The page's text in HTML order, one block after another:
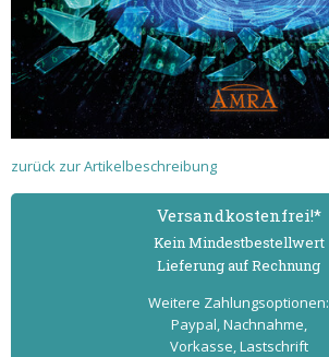
zurück zur Artikelbeschreibung
Versand­kostenfrei!*
Kein Mindest­bestell­wert
Lieferung auf Rechnung
Weitere Zahlungs­optionen:
Paypal, Nachnahme,
Vorkasse, Lastschrift